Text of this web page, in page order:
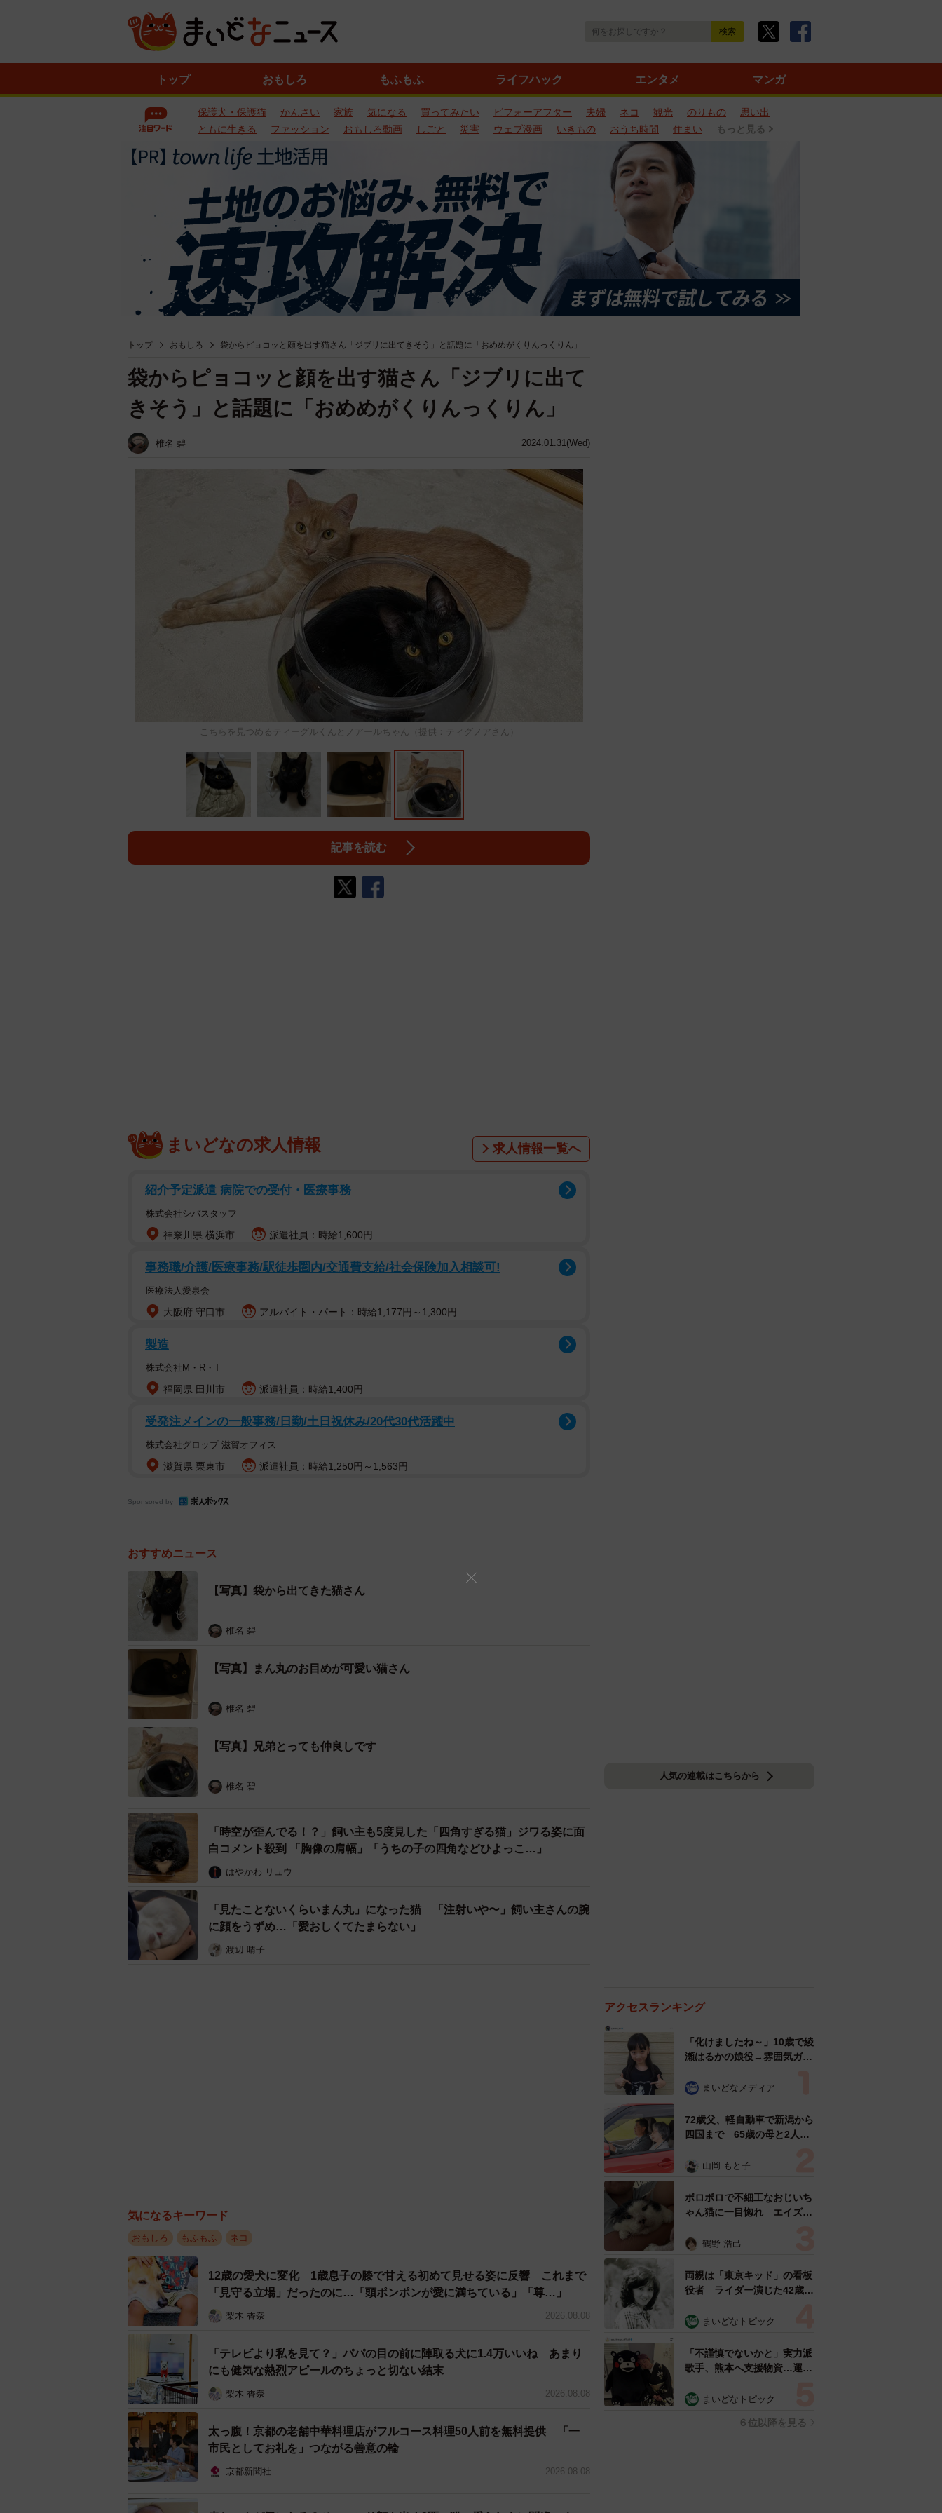
トップ おもしろ もふもふ ライフハック エンタメ マンガ
保護犬・保護猫 かんさい 家族 気になる 買ってみたい ビフォーアフター 夫婦 ネコ 観光 のりもの
思い出
ともに生きる
ファッション おもしろ動画 しごと 災害 ウェブ漫画 いきもの おうち時間 住まい もっと見る
トップ おもしろ 袋からピョコッと顔を出す猫さん「ジブリに出てきそう」と話題に「おめめがくりんっくりん」
2024.01.31(Wed)
袋からピョコッと顔を出す猫さん「ジブリに出て
きそう」と話題に「おめめがくりんっくりん」
椎名 碧
こちらを見つめるティーグルくんとノアールちゃん（提供：ティグノアさん）
記事を読む
まいどなの求人情報 求人情報一覧へ
紹介予定派遣 病院での受付・医療事務
株式会社シバスタッフ
神奈川県 横浜市 派遣社員：時給1,600円
事務職/介護/医療事務/駅徒歩圏内/交通費支給/社会保険加入相談可!
医療法人愛泉会
大阪府 守口市 アルバイト・パート：時給1,177円～1,300円
製造
株式会社M・R・T
福岡県 田川市 派遣社員：時給1,400円
受発注メインの一般事務/日勤/土日祝休み/20代30代活躍中
株式会社グロップ 滋賀オフィス
滋賀県 栗東市 派遣社員：時給1,250円～1,563円
Sponsored by
おすすめニュース
【写真】袋から出てきた猫さん
椎名 碧
【写真】まん丸のお目めが可愛い猫さん
椎名 碧
【写真】兄弟とっても仲良しです
椎名 碧
「時空が歪んでる！？」飼い主も5度見した「四角すぎる猫」ジワる姿に面
白コメント殺到 「胸像の肩幅」「うちの子の四角などひよっこ…」
はやかわ リュウ
「見たことないくらいまん丸」になった猫 「注射いや〜」飼い主さんの腕
に顔をうずめ…「愛おしくてたまらない」
渡辺 晴子
気になるキーワード
おもしろ もふもふ ネコ
12歳の愛犬に変化 1歳息子の膝で甘える初めて見せる姿に反響 これまで
「見守る立場」だったのに…「頭ポンポンが愛に満ちている」「尊…」
梨木 香奈 2026.08.08
「テレビより私を見て？」パパの目の前に陣取る犬に1.4万いいね あまり
にも健気な熱烈アピールのちょっと切ない結末
梨木 香奈 2026.08.08
太っ腹！京都の老舗中華料理店がフルコース料理50人前を無料提供 「一
市民としてお礼を」つながる善意の輪
京都新聞社 2026.08.08
人気の連載はこちらから
アクセスランキング
「化けましたね～」10歳で綾
瀬はるかの娘役→雰囲気ガラ
雰囲気が」「宝塚に入れそ
まいどなメディア
72歳父、軽自動車で新潟から
四国まで 65歳の母と2人で
憩まで分刻み… 「大学生で
山岡 もと子
ボロボロで不細工なおじいち
ゃん猫に一目惚れ エイズだ
暮らすと「おじ猫」だって可
鶴野 浩己
両親は「東京キッド」の看板
役者 ライダー演じた42歳元
ングフォト」計画を明言
む」
まいどなトピック
「不謹慎でないかと」実力派
歌手、熊本へ支援物資…運搬
めらい 「痛いほど伝わる」
まいどなトピック
６位以降を見る